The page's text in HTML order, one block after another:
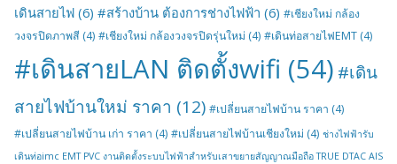
เดินสายไฟ (6) #สร้างบ้าน ต้องการช่างไฟฟ้า (6) #เชียงใหม่ กล้อง
วงจรปิดภาพสี (4) #เชียงใหม่ กล้องวงจรปิดรุ่นใหม่ (4) #เดินท่อสายไฟEMT (4)
#เดินสายLAN ติดตั้งwifi (54) #เดิน
สายไฟบ้านใหม่ ราคา (12) #เปลี่ยนสายไฟบ้าน ราคา (4)
#เปลี่ยนสายไฟบ้าน เก่า ราคา (4) #เปลี่ยนสายไฟบ้านเชียงใหม่ (4) ช่างไฟฟ้ารับ
เดินท่อimc EMT PVC งานติดตั้งระบบไฟฟ้าสำหรับเสาขยายสัญญาณมือถือ TRUE DTAC AIS